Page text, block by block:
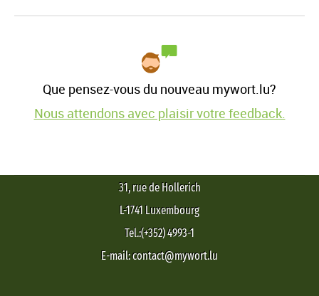
Que pensez-vous du nouveau mywort.lu?
Nous attendons avec plaisir votre feedback.
31, rue de Hollerich
L-1741 Luxembourg
Tel.:(+352) 4993-1
E-mail: contact@mywort.lu